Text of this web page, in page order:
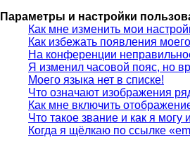
Параметры и настройки
Как мне изменить мои
Как избежать появления
На конференции
Я изменил часовой пояс, но
Моего языка нет в списке!
Что означают изображения
Как мне включить
Что такое звание и как я могу
Когда я щёлкаю по ссылке